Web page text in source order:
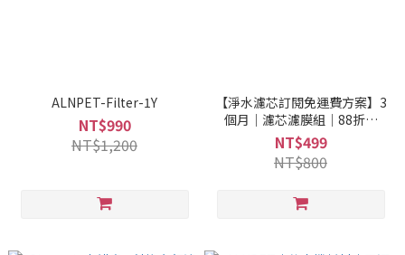
ALNPET-Filter-1Y
NT$990
NT$1,200
【淨水濾芯訂閱免運費方案】3
個月｜濾芯濾膜組｜88折｜
ALNPET
NT$499
NT$800